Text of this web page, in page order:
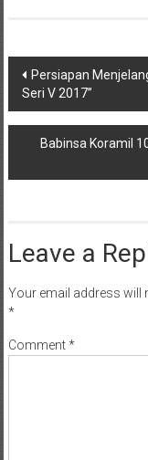
Post
navigation
Persiapan
Seri V 2017”
Babinsa Koramil
Leave a
Your email address will
*
Comment*